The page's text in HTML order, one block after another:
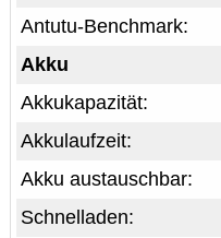
Antutu-Benchmark:
Akku
Akkukapazität:
Akkulaufzeit:
Akku austauschbar:
Schnelladen: